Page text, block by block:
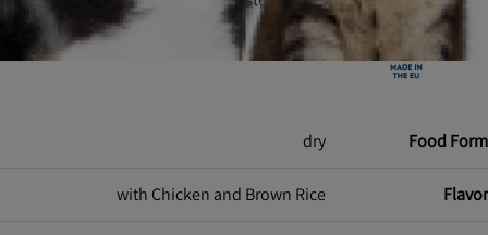
back.
Made in the EU
Food Form
dry
Flavor
with Chicken and Brown Rice